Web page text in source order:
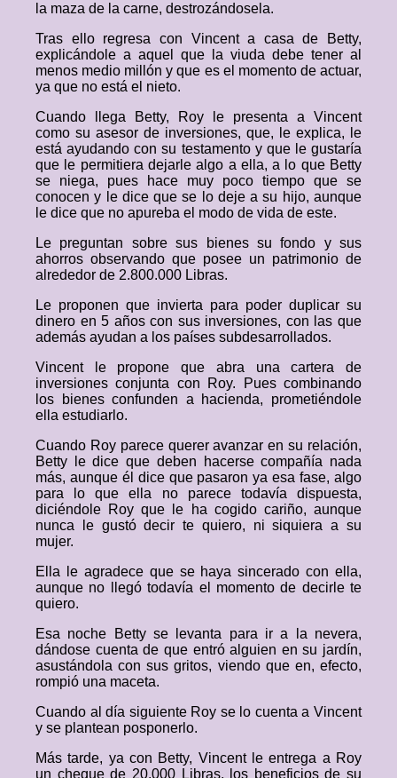
la maza de la carne, destrozándosela.
Tras ello regresa con Vincent a casa de Betty,
explicándole a aquel que la viuda debe tener al
menos medio millón y que es el momento de actuar,
ya que no está el nieto.
Cuando llega Betty, Roy le presenta a Vincent
como su asesor de inversiones, que, le explica, le
está ayudando con su testamento y que le gustaría
que le permitiera dejarle algo a ella, a lo que Betty
se niega, pues hace muy poco tiempo que se
conocen y le dice que se lo deje a su hijo, aunque
le dice que no apureba el modo de vida de este.
Le preguntan sobre sus bienes su fondo y sus
ahorros observando que posee un patrimonio de
alrededor de 2.800.000 Libras.
Le proponen que invierta para poder duplicar su
dinero en 5 años con sus inversiones, con las que
además ayudan a los países subdesarrollados.
Vincent le propone que abra una cartera de
inversiones conjunta con Roy. Pues combinando
los bienes confunden a hacienda, prometiéndole
ella estudiarlo.
Cuando Roy parece querer avanzar en su relación,
Betty le dice que deben hacerse compañía nada
más, aunque él dice que pasaron ya esa fase, algo
para lo que ella no parece todavía dispuesta,
diciéndole Roy que le ha cogido cariño, aunque
nunca le gustó decir te quiero, ni siquiera a su
mujer.
Ella le agradece que se haya sincerado con ella,
aunque no llegó todavía el momento de decirle te
quiero.
Esa noche Betty se levanta para ir a la nevera,
dándose cuenta de que entró alguien en su jardín,
asustándola con sus gritos, viendo que en, efecto,
rompió una maceta.
Cuando al día siguiente Roy se lo cuenta a Vincent
y se plantean posponerlo.
Más tarde, ya con Betty, Vincent le entrega a Roy
un cheque de 20.000 Libras, los beneficios de su